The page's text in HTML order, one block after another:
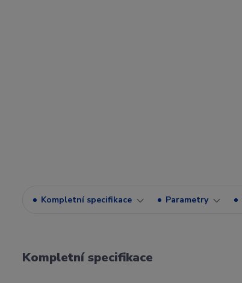
Kompletní specifikace Parametry
Kompletní specifikace